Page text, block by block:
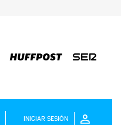
INICIAR SESIÓN